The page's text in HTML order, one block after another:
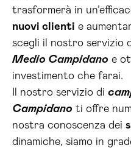
trasformerà in
nuovi clienti e
scegli il nostro servizio
Medio Campidano e
investimento che farai.
Il nostro servizio di
Campidano ti offre
nostra conoscenza dei
dinamiche, siamo in